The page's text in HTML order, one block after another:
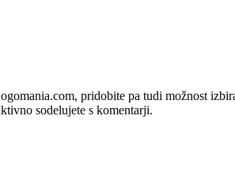
pridobite pa tudi možnost
sodelujete s komentarji.